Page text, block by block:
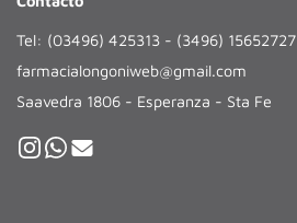
Tel: (03496) 425313 - (3496) 15652727
farmacialongoniweb@gmail.com
Saavedra 1806 - Esperanza - Sta Fe